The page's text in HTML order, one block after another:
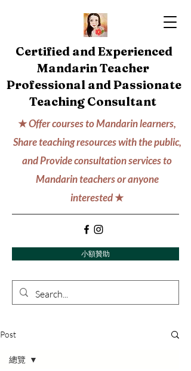
Certified and Experienced
Mandarin Teacher
Professional and Passionate
Teaching Consultant
★Offer courses to Mandarin learners,
Share teaching resources with the public,
and Provide consultation services to
Mandarin teachers or anyone
interested★
小額贊助
Post
總覽